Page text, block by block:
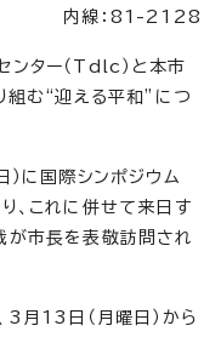
内線：81-2128
ンター（Tdlc）と本市
む“迎える平和”につ
に国際シンポジウム
、これに併せて来日す
が市長を表敬訪問され
3月13日（月曜日）から